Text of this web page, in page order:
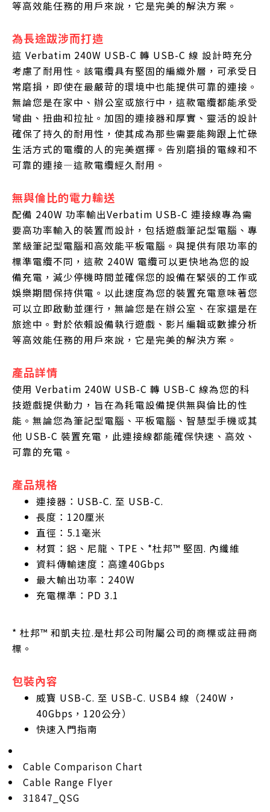
等高效能任務的用戶來說，它是完美的解決方案。
為長途跋涉而打造
這 Verbatim 240W USB-C 轉 USB-C 線 設計時充分
考慮了耐用性。該電纜具有堅固的編織外層，可承受日
常磨損，即使在最嚴苛的環境中也能提供可靠的連接。
無論您是在家中、辦公室或旅行中，這款電纜都能承受
彎曲、扭曲和拉扯。加固的連接器和厚實、靈活的設計
確保了持久的耐用性，使其成為那些需要能夠跟上忙碌
生活方式的電纜的人的完美選擇。告別磨損的電線和不
可靠的連接—這款電纜經久耐用。
無與倫比的電力輸送
配備 240W 功率輸出Verbatim USB-C 連接線專為需
要高功率輸入的裝置而設計，包括遊戲筆記型電腦、專
業級筆記型電腦和高效能平板電腦。與提供有限功率的
標準電纜不同，這款 240W 電纜可以更快地為您的設
備充電，減少停機時間並確保您的設備在緊張的工作或
娛樂期間保持供電。以此速度為您的裝置充電意味著您
可以立即啟動並運行，無論您是在辦公室、在家還是在
旅途中。對於依賴設備執行遊戲、影片編輯或數據分析
等高效能任務的用戶來說，它是完美的解決方案。
產品詳情
使用 Verbatim 240W USB-C 轉 USB-C 線為您的科
技遊戲提供動力，旨在為耗電設備提供無與倫比的性
能。無論您為筆記型電腦、平板電腦、智慧型手機或其
他 USB-C 裝置充電，此連接線都能確保快速、高效、
可靠的充電。
產品規格
連接器：USB-C. 至 USB-C.
長度：120厘米
直徑：5.1毫米
材質：鋁、尼龍、TPE、*杜邦™ 堅固. 內纖維
資料傳輸速度：高達40Gbps
最大輸出功率：240W
充電標準：PD 3.1
* 杜邦™ 和凱夫拉.是杜邦公司附屬公司的商標或註冊商
標。
包裝內容
威寶 USB-C. 至 USB-C. USB4 線（240W，
40Gbps，120公分）
快速入門指南
Cable Comparison Chart
Cable Range Flyer
31847_QSG